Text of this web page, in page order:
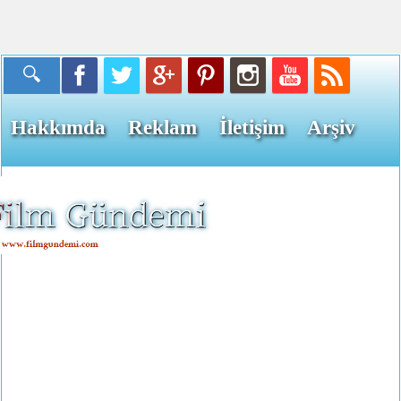
Hakkımda Reklam İletişim Arşiv